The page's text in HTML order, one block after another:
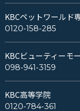
KBCペットワールド
0120-158-285
KBCビューティーモ
098-941-3159
KBC高等学院
0120-784-361